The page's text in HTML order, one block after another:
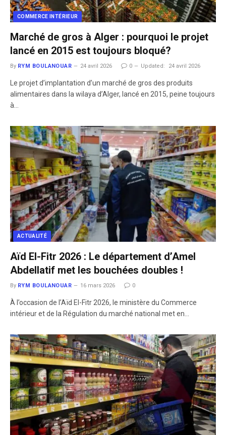
COMMERCE INTÉRIEUR
Marché de gros à Alger : pourquoi le projet
lancé en 2015 est toujours bloqué?
By RYM BOULANOUAR 24 avril 2026 0 Updated: 24 avril 2026
Le projet d’implantation d’un marché de gros des produits
alimentaires dans la wilaya d’Alger, lancé en 2015, peine toujours
à…
ACTUALITÉ
Aïd El-Fitr 2026 : Le département d’Amel
Abdellatif met les bouchées doubles !
By RYM BOULANOUAR 16 mars 2026 0
À l’occasion de l’Aïd El-Fitr 2026, le ministère du Commerce
intérieur et de la Régulation du marché national met en…